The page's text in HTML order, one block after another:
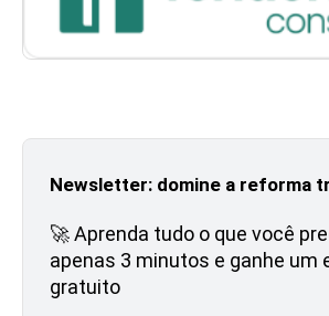
Newsletter: domine a reforma
🚀 Aprenda tudo o que você
apenas 3 minutos e ganhe um
gratuito